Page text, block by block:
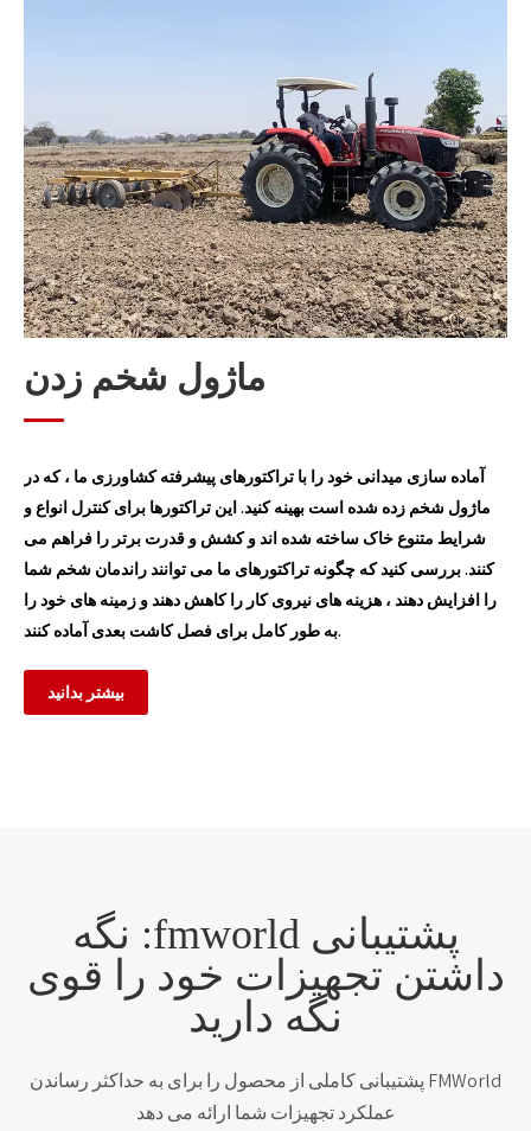
ماژول برداشت
ماژول پردازش دانه پس از برداشت
ماژول پردازش نی
ماژول شخم زدن
آماده سازی میدانی خود را با تراکتورهای پیشرفته کشاورزی ما ، که در
ماژول شخم زده شده است بهینه کنید. این تراکتورها برای کنترل انواع و
شرایط متنوع خاک ساخته شده اند و کشش و قدرت برتر را فراهم می
کنند. بررسی کنید که چگونه تراکتورهای ما می توانند راندمان شخم شما
را افزایش دهند ، هزینه های نیروی کار را کاهش دهند و زمینه های خود را
به طور کامل برای فصل کاشت بعدی آماده کنند.
بیشتر بدانید
پشتیبانی fmworld: نگه
داشتن تجهیزات خود را قوی
نگه دارید
FMWorld پشتیبانی کاملی از محصول را برای به حداکثر رساندن
عملکرد تجهیزات شما ارائه می دهد